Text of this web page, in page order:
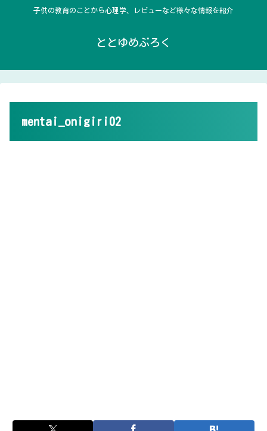
子供の教育のことから心理学、レビューなど様々な情報を紹介
ととゆめぶろく
mentai_onigiri02